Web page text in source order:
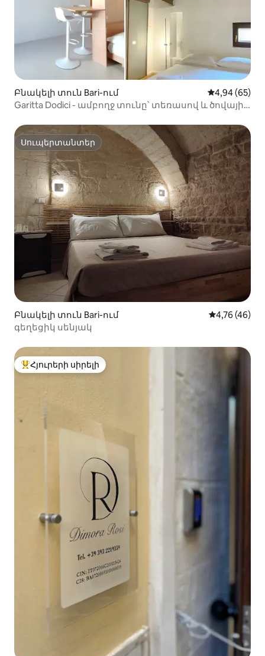
Բնակելի տուն Bari-ում Միջին
4,94 (65)
Garitta Dodici - ամբողջ տունը՝ տեռասով և ծովային
Սուպերտանտեր
Սուպերտանտեր
Բնակելի տուն Bari-ում Միջին
4,76 (46)
գեղեցիկ սենյակ
Հյուրերի սիրելի լավագույն տները
Հյուրերի սիրելի